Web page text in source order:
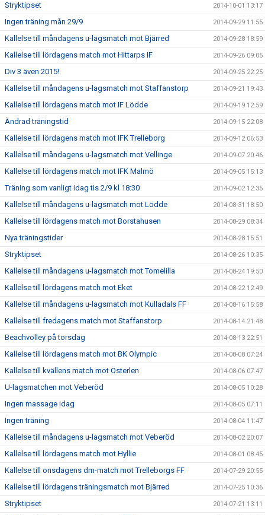
Stryktipset 2014-10-01 13:17
Ingen träning mån 29/9 2014-09-29 11:55
Kallelse till måndagens u-lagsmatch mot Bjärred 2014-09-28 18:59
Kallelse till lördagens match mot Hittarps IF 2014-09-26 09:05
Div 3 även 2015! 2014-09-25 22:25
Kallelse till måndagens u-lagsmatch mot Staffanstorp 2014-09-21 19:43
Kallelse till lördagens match mot IF Lödde 2014-09-19 12:59
Ändrad träningstid 2014-09-15 22:08
Kallelse till lördagens match mot IFK Trelleborg 2014-09-12 06:53
Kallelse till måndagens u-lagsmatch mot Vellinge 2014-09-07 20:46
Kallelse till lördagens match mot IFK Malmö 2014-09-05 15:13
Träning som vanligt idag tis 2/9 kl 18:30 2014-09-02 12:35
Kallelse till måndagens u-lagsmatch mot Lödde 2014-08-31 18:50
Kallelse till lördagens match mot Borstahusen 2014-08-29 08:34
Nya träningstider 2014-08-28 15:51
Stryktipset 2014-08-26 10:35
Kallelse till måndagens u-lagsmatch mot Tomelilla 2014-08-24 19:50
Kallelse till lördagens match mot Eket 2014-08-22 12:49
Kallelse till måndagens u-lagsmatch mot Kulladals FF 2014-08-16 15:58
Kallelse till fredagens match mot Staffanstorp 2014-08-14 21:48
Beachvolley på torsdag 2014-08-13 22:51
Kallelse till lördagens match mot BK Olympic 2014-08-08 07:24
Kallelse till kvällens match mot Österlen 2014-08-06 07:47
U-lagsmatchen mot Veberöd 2014-08-05 10:28
Ingen massage idag 2014-08-05 07:11
Ingen träning 2014-08-04 11:47
Kallelse till måndagens u-lagsmatch mot Veberöd 2014-08-02 20:07
Kallelse till lördagens match mot Hyllie 2014-08-01 08:45
Kallelse till onsdagens dm-match mot Trelleborgs FF 2014-07-29 20:55
Kallelse till lördagens träningsmatch mot Bjärred 2014-07-25 10:36
Stryktipset 2014-07-21 13:11